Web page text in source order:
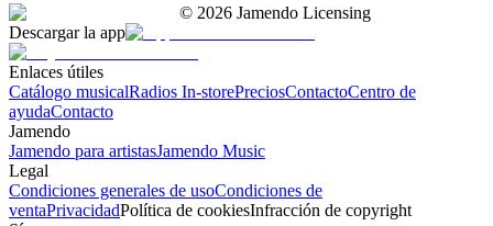
© 2026 Jamendo Licensing
Descargar la app
Enlaces útiles
Catálogo musicalRadios In-storePreciosContactoCentro de
ayudaContacto
Jamendo
Jamendo para artistasJamendo Music
Legal
Condiciones generales de usoCondiciones de
ventaPrivacidadPolítica de cookiesInfracción de copyright